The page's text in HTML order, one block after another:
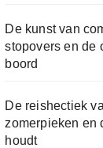
De kunst van
stopovers en de
boord
De reishectiek
zomerpieken en
houdt